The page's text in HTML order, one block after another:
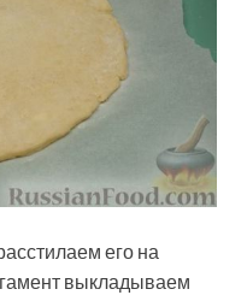
его на
выкладываем